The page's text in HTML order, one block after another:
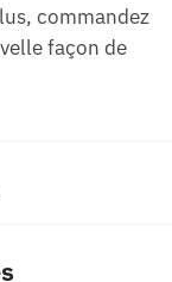
commandez
façon de